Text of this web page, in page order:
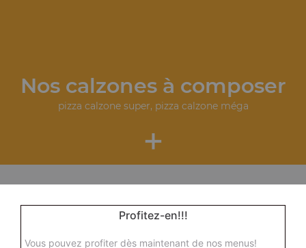
Nos calzones à composer
pizza calzone super, pizza calzone méga
+
Profitez-en!!!
Vous pouvez profiter dès maintenant de nos menus!